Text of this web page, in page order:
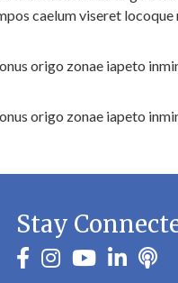
caelum viseret
origo zonae iapeto
origo zonae iapeto
Stay
facebook
instagramyoutubelinkedin